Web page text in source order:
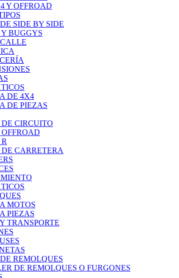
Y OFFROAD
SIDE BY SIDE
BUGGYS
DE 4X4
DE PIEZAS
CIRCUITO
CARRETERA
MOTOS
PIEZAS
TRANSPORTE
REMOLQUES
DE REMOLQUES O FURGONES